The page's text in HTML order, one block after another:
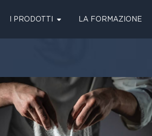
I PRODOTTI LA FORMAZIONE